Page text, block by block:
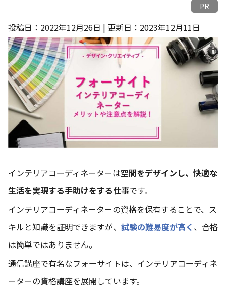
PR
投稿日：2022年12月26日 | 更新日：2023年12月11日
インテリアコーディネーターは空間をデザインし、快適な
生活を実現する手助けをする仕事です。
インテリアコーディネーターの資格を保有することで、ス
キルと知識を証明できますが、 試験の難易度が高く 、合格
は簡単ではありません。
通信講座で有名なフォーサイトは、インテリアコーディネ
ーターの資格講座を展開しています。